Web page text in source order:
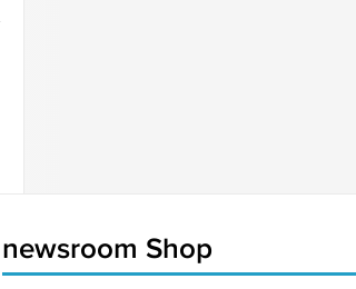
newsroom Shop